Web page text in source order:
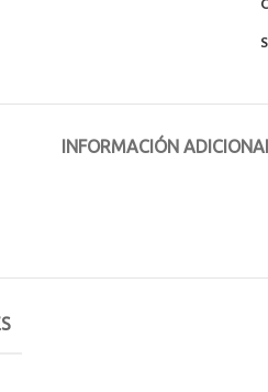
INFORMACIÓN